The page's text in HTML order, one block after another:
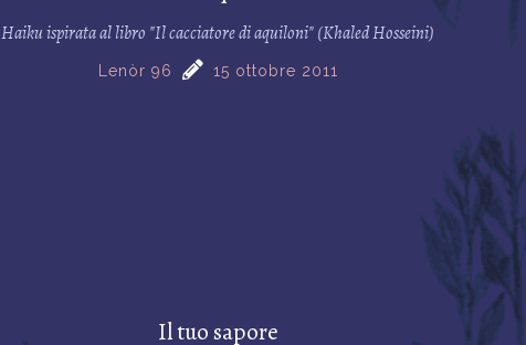
Haiku ispirata al libro "Il cacciatore di aquiloni" (Khaled Hosseini)
Lenòr 96 15 ottobre 2011
Il tuo sapore